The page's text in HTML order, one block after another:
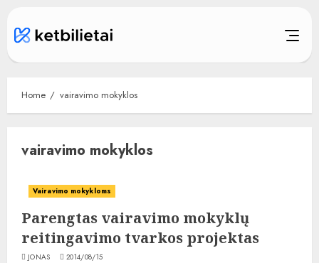
content
Home vairavimo mokyklos
vairavimo mokyklos
Vairavimo mokykloms
Parengtas vairavimo mokyklų
reitingavimo tvarkos projektas
JONAS 2014/08/15